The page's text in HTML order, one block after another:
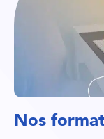
Nos